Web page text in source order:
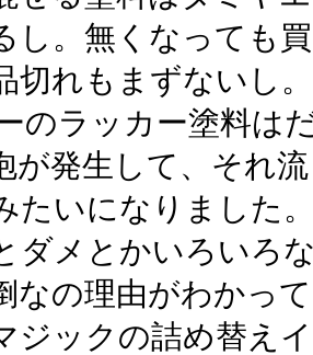
し。無くなっても
切れもまずないし。
のラッカー塗料は
が発生して、それ
たいになりました
ダメとかいろいろ
なの理由がわかっ
ジックの詰め替え